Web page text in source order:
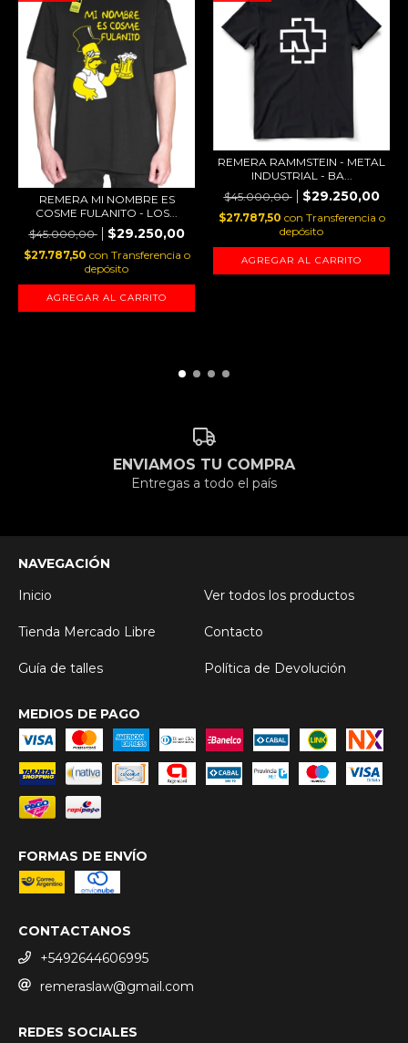
REMERA MI NOMBRE ES
COSME FULANITO - LOS...
$45.000,00
$29.250,00
$27.787,50 con Transferencia o
depósito
AGREGAR AL CARRITO
REMERA RAMMSTEIN - METAL
INDUSTRIAL - BA...
$45.000,00
$29.250,00
$27.787,50 con Transferencia o
depósito
AGREGAR AL CARRITO
ENVIAMOS TU COMPRA
Entregas a todo el país
NAVEGACIÓN
Inicio
Ver todos los productos
Tienda Mercado Libre Contacto
Guía de talles Política de Devolución
MEDIOS DE PAGO
FORMAS DE ENVÍO
CONTACTANOS
+5492644606995
remeraslaw@gmail.com
REDES SOCIALES